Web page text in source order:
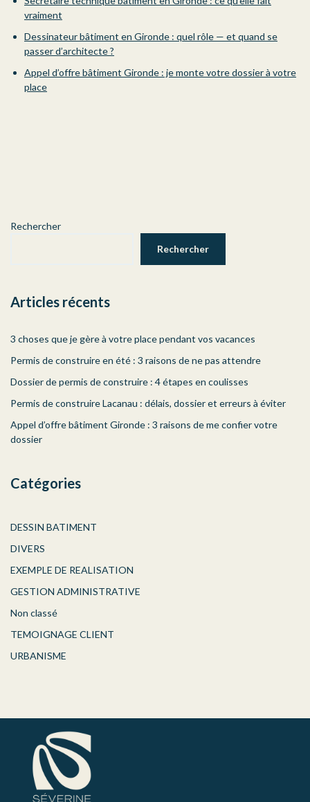
vraiment
Dessinateur bâtiment en Gironde : quel rôle — et quand se
passer d’architecte ?
Appel d’offre bâtiment Gironde : je monte votre dossier à votre
place
Rechercher
Rechercher
Articles récents
3 choses que je gère à votre place pendant vos vacances
Permis de construire en été : 3 raisons de ne pas attendre
Dossier de permis de construire : 4 étapes en coulisses
Permis de construire Lacanau : délais, dossier et erreurs à éviter
Appel d’offre bâtiment Gironde : 3 raisons de me confier votre
dossier
Catégories
DESSIN BATIMENT
DIVERS
EXEMPLE DE REALISATION
GESTION ADMINISTRATIVE
Non classé
TEMOIGNAGE CLIENT
URBANISME